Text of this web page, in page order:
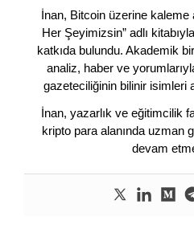
İnan, Bitcoin üzerine kaleme
Her Şeyimizsin” adlı
katkıda bulundu. Akademik
analiz, haber ve
gazeteciliğinin bilinir isimleri
İnan, yazarlık ve eğitimcilik
kripto para alanında uzman
devam